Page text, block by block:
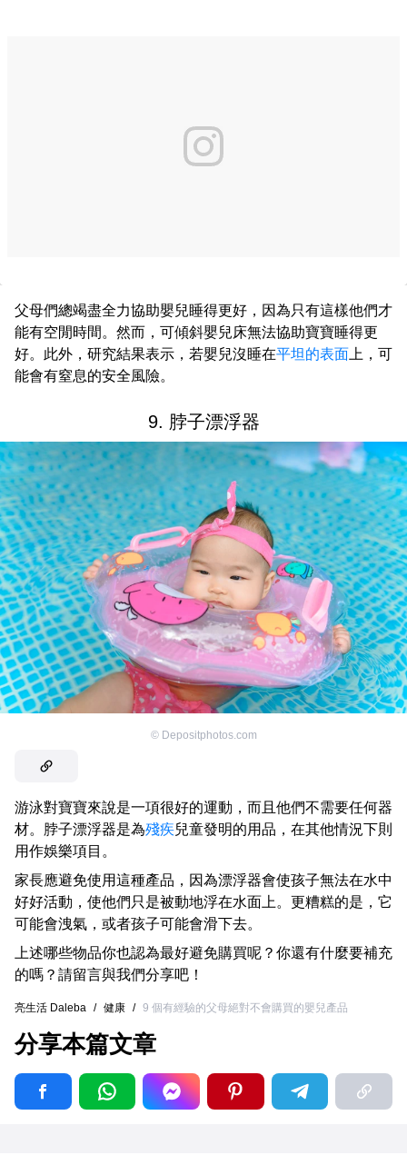
父母們總竭盡全力協助嬰兒睡得更好，因為只有這樣他們才
能有空閒時間。然而，可傾斜嬰兒床無法協助寶寶睡得更
好。此外，研究結果表示，若嬰兒沒睡在平坦的表面 上，可
能會有窒息的安全風險。
9. 脖子漂浮器
© Depositphotos.com
游泳對寶寶來說是一項很好的運動，而且他們不需要任何器
材。脖子漂浮器是為殘疾兒童發明的用品，在其他情況下則
用作娛樂項目。
家長應避免使用這種產品，因為漂浮器會使孩子無法在水中
好好活動，使他們只是被動地浮在水面上。更糟糕的是，它
可能會洩氣，或者孩子可能會滑下去。
上述哪些物品你也認為最好避免購買呢？你還有什麼要補充
的嗎？請留言與我們分享吧！
亮生活 Daleba / 健康 / 9 個有經驗的父母絕對不會購買的嬰兒產品
分享本篇文章